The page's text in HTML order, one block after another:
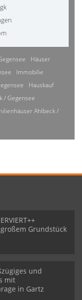
Häuser
Immobilie
Hauskauf
/ Gegensee
Ahlbeck /
Grundstück
und
mit
in Gartz